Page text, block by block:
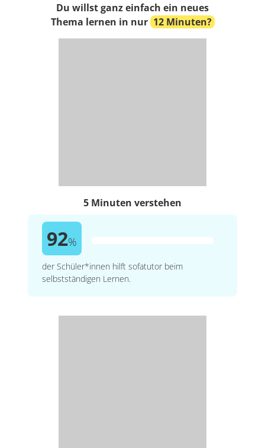
Du willst ganz einfach ein neues
Thema lernen in nur 12 Minuten?
5 Minuten verstehen
92%
der Schüler*innen hilft sofatutor beim
selbstständigen Lernen.